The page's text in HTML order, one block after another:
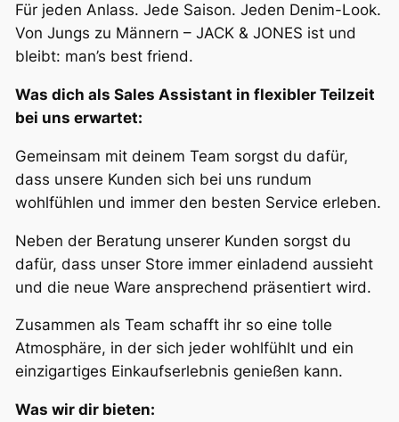
Für jeden Anlass. Jede Saison. Jeden Denim-Look.
Von Jungs zu Männern – JACK & JONES ist und
bleibt: man’s best friend.
Was dich als Sales Assistant in flexibler Teilzeit
bei uns erwartet:
Gemeinsam mit deinem Team sorgst du dafür,
dass unsere Kunden sich bei uns rundum
wohlfühlen und immer den besten Service erleben.
Neben der Beratung unserer Kunden sorgst du
dafür, dass unser Store immer einladend aussieht
und die neue Ware ansprechend präsentiert wird.
Zusammen als Team schafft ihr so eine tolle
Atmosphäre, in der sich jeder wohlfühlt und ein
einzigartiges Einkaufserlebnis genießen kann.
Was wir dir bieten: